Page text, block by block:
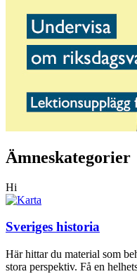
Ämneskategorier
Hi
Sveriges historia
Här hittar du material som
stora perspektiv. Få en